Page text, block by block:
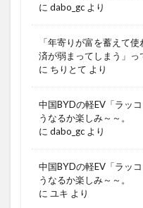
に dabo_gc より
「年寄りが富を蓄えて
済が弱まってしまう」っ
に ちりとて より
中国BYDの軽EV「ラッ
うなるか楽しみ～～。
に dabo_gc より
中国BYDの軽EV「ラッ
うなるか楽しみ～～。
に ユキ より